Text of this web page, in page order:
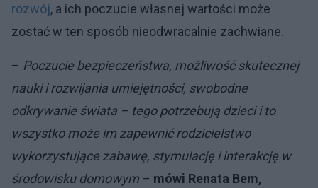
rozwój, a ich poczucie własnej wartości może
zostać w ten sposób nieodwracalnie zachwiane.
– Poczucie bezpieczeństwa, możliwość skutecznej
nauki i rozwijania umiejętności, swobodne
odkrywanie świata – tego potrzebują dzieci i to
wszystko może im zapewnić rodzicielstwo
wykorzystujące zabawę, stymulację i interakcję w
środowisku domowym – mówi Renata Bem,